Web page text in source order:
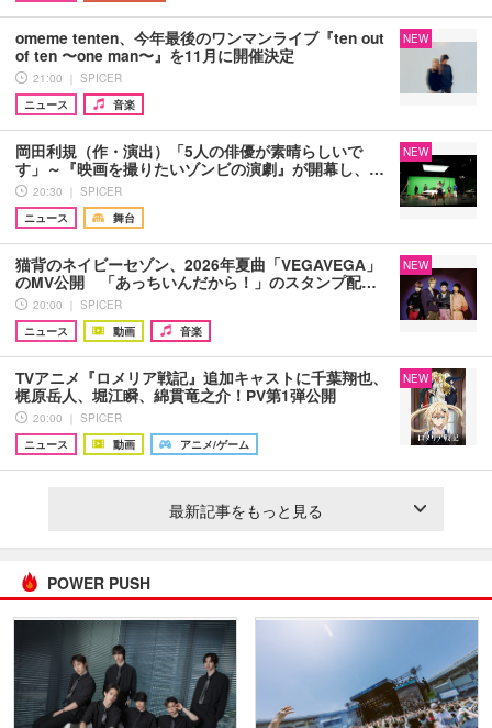
omeme tenten、今年最後のワンマンライブ『ten out
of ten 〜one man〜』を11月に開催決定
21:00 ｜ SPICER
ニュース
音楽
NEW
岡田利規（作・演出）「5人の俳優が素晴らしいで
す」～『映画を撮りたいゾンビの演劇』が開幕し、…
20:30 ｜ SPICER
ニュース
舞台
NEW
猫背のネイビーセゾン、2026年夏曲「VEGAVEGA」
のMV公開 「あっちいんだから！」のスタンプ配…
20:00 ｜ SPICER
ニュース
動画 音楽
NEW
TVアニメ『ロメリア戦記』追加キャストに千葉翔也、
梶原岳人、堀江瞬、綿貫竜之介！PV第1弾公開
20:00 ｜ SPICER
ニュース
動画 アニメ/ゲーム
NEW
最新記事をもっと見る
POWER PUSH